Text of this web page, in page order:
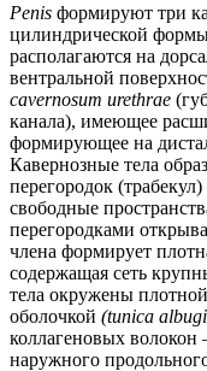
Penis формируют три
цилиндрической
располагаются на
вентральной
cavernosum urethrae
канала), имеющее
формирующее на
Кавернозные тела
перегородок
свободные
перегородками
члена формирует
содержащая сеть
тела окружены
оболочкой (tunica
коллагеновых
наружного